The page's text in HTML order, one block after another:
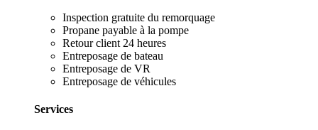
Inspection gratuite du remorquage
Propane payable à la pompe
Retour client 24 heures
Entreposage de bateau
Entreposage de VR
Entreposage de véhicules
Services